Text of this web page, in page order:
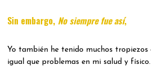
Sin embargo, No siempre fue así,
Yo también he tenido muchos tropiezos
igual que problemas en mi salud y físico.